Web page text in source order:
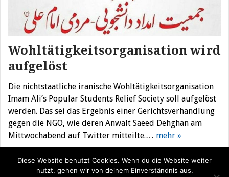
Wohltätigkeitsorganisation wird
aufgelöst
Die nichtstaatliche iranische Wohltätigkeitsorganisation
Imam Ali’s Popular Students Relief Society soll aufgelöst
werden. Das sei das Ergebnis einer Gerichtsverhandlung
gegen die NGO, wie deren Anwalt Saeed Dehghan am
Mittwochabend auf Twitter mitteilte.… mehr »
Diese Website benutzt Cookies. Wenn du die Website weiter
nutzt, gehen wir von deinem Einverständnis aus.